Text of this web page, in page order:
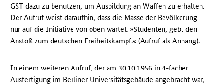
GST dazu zu benutzen, um Ausbildung an Waffen zu erhalten.
Der Aufruf weist daraufhin, dass die Masse der Bevölkerung
nur auf die Initiative von oben wartet. »Studenten, gebt den
Anstoß zum deutschen Freiheitskampf.« (Aufruf als Anhang).
In einem weiteren Aufruf, der am 30.10.1956 in 4-facher
Ausfertigung im Berliner Universitätsgebäude angebracht war,